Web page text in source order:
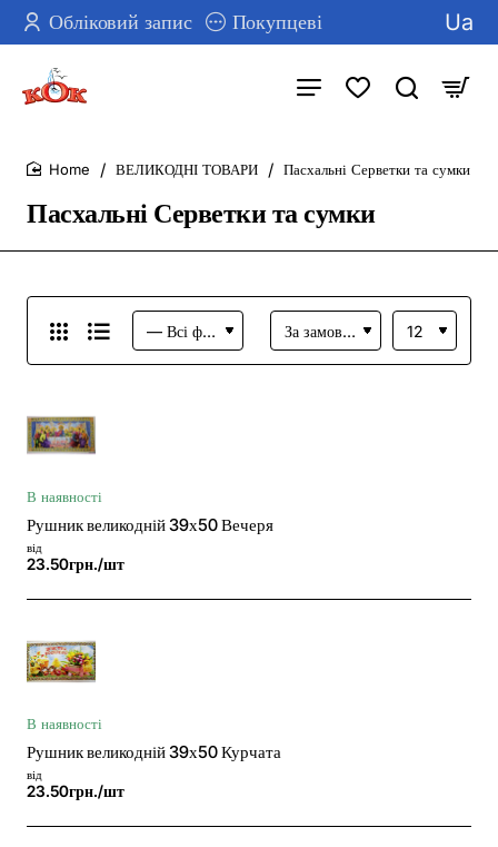
Обліковий запис Покупцеві Ua
Пасхальні Серветки та сумки
ВЕЛИКОДНІ ТОВАРИ Пасхальні Серветки та сумки
В наявності
Рушник великодній 39х50 Вечеря
від
23.50грн./шт
В наявності
Рушник великодній 39х50 Курчата
від
23.50грн./шт